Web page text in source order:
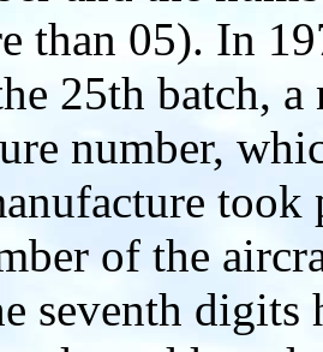
than 05). In
25th batch, a
number,
took
of the
seventh digits